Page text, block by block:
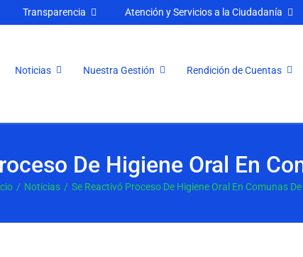
Transparencia Atención y Servicios a la Ciudadanía
Noticias Nuestra Gestión Rendición de Cuentas
De Higiene Oral En
Noticias Se Reactivó Proceso De Higiene Oral En Comunas